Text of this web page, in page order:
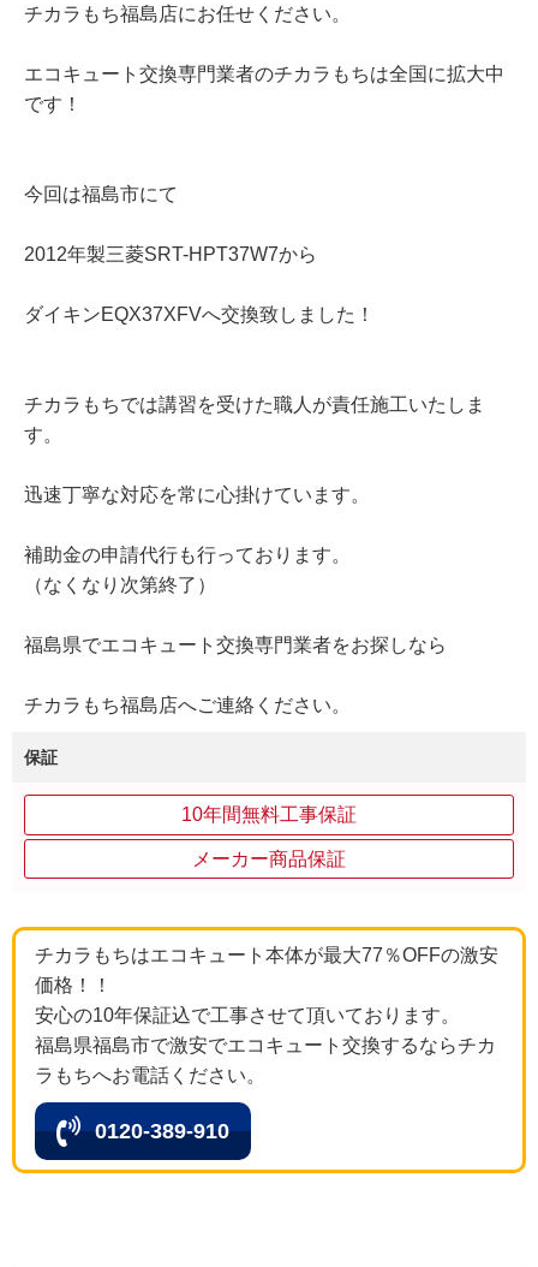
チカラもち福島店にお任せください。
エコキュート交換専門業者のチカラもちは全国に拡大中
です！
今回は福島市にて
2012年製三菱SRT-HPT37W7から
ダイキンEQX37XFVへ交換致しました！
チカラもちでは講習を受けた職人が責任施工いたしま
す。
迅速丁寧な対応を常に心掛けています。
補助金の申請代行も行っております。
（なくなり次第終了）
福島県でエコキュート交換専門業者をお探しなら
チカラもち福島店へご連絡ください。
保証
10年間無料工事保証
メーカー商品保証
チカラもちはエコキュート本体が最大77％OFFの激安
価格！！
安心の10年保証込で工事させて頂いております。
福島県福島市で激安でエコキュート交換するならチカ
ラもちへお電話ください。
0120-389-910